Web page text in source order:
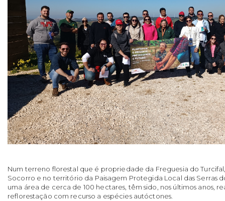
Num terreno florestal que é propriedade da Freguesia do
Socorro e no território da Paisagem Protegida Local das Serras
uma área de cerca de 100 hectares, têm sido, nos últimos anos,
reflorestação com recurso a espécies autóctones.